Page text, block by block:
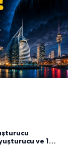
ve 100